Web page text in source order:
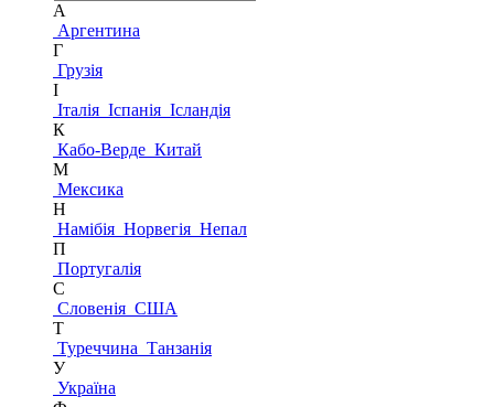
А
Аргентина
Г
Грузія
І
Італія Іспанія Ісландія
К
Кабо-Верде Китай
М
Мексика
Н
Намібія Норвегія Непал
П
Португалія
С
Словенія США
Т
Туреччина Танзанія
У
Україна